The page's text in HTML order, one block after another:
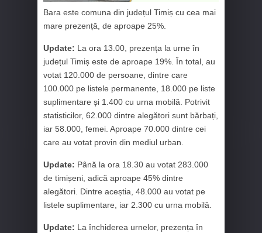
Bara este comuna din județul Timiș cu cea mai
mare prezență, de aproape 25%.
Update: La ora 13.00, prezența la urne în
județul Timiș este de aproape 19%. În total, au
votat 120.000 de persoane, dintre care
100.000 pe listele permanente, 18.000 pe liste
suplimentare și 1.400 cu urna mobilă. Potrivit
statisticilor, 62.000 dintre alegători sunt bărbați,
iar 58.000, femei. Aproape 70.000 dintre cei
care au votat provin din mediul urban.
Update: Până la ora 18.30 au votat 283.000
de timișeni, adică aproape 45% dintre
alegători. Dintre aceștia, 48.000 au votat pe
listele suplimentare, iar 2.300 cu urna mobilă.
Update: La închiderea urnelor, prezența în